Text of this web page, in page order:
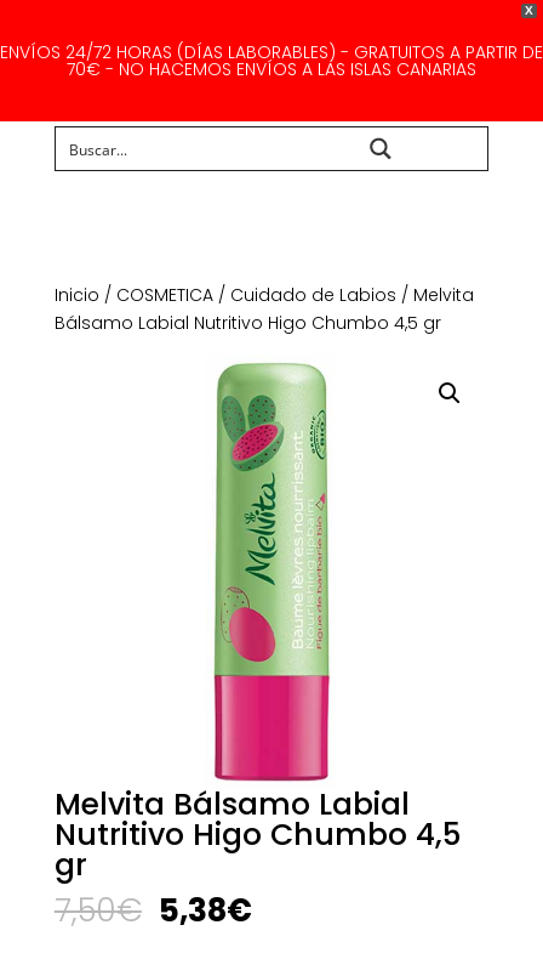
X
ENVÍOS 24/72 HORAS (DÍAS LABORABLES) - GRATUITOS A PARTIR DE
70€ - NO HACEMOS ENVÍOS A LAS ISLAS CANARIAS
Inicio / COSMETICA/ Cuidado de Labios / Melvita
Bálsamo Labial Nutritivo Higo Chumbo 4,5 gr
Melvita Bálsamo Labial
Nutritivo Higo Chumbo 4,5
gr
7,50€ El
precio
5,38€El